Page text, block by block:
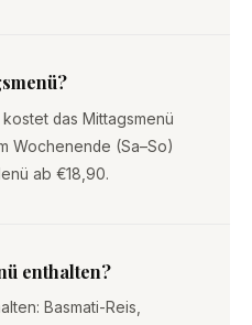
das Mittagsmenü
Wochenende (Sa–So)
ab €18,90.
enthalten?
Basmati-Reis,